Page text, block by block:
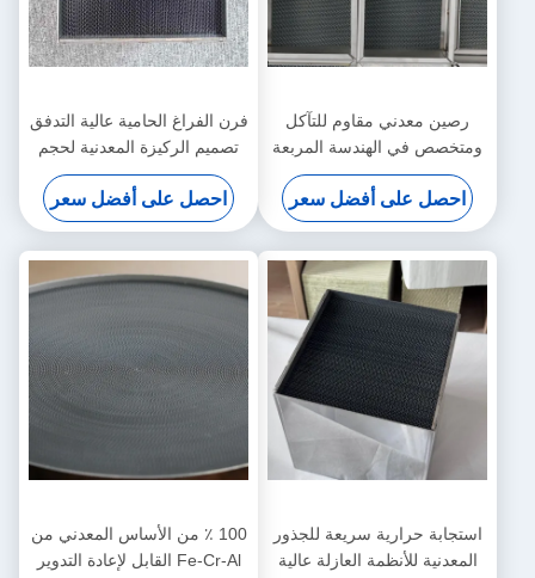
رصين معدني مقاوم للتآكل
ومتخصص في الهندسة المربعة
لمعالجة غازات العادم البحرية
احصل على أفضل سعر
فرن الفراغ الحامية عالية التدفق
تصميم الركيزة المعدنية لحجم
غاز كبير DeNOx
احصل على أفضل سعر
استجابة حرارية سريعة للجذور
المعدنية للأنظمة العازلة عالية
100 ٪ من الأساس المعدني من
Fe-Cr-Al القابل لإعادة التدوير